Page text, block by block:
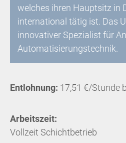
welches ihren Hauptsitz in
international tätig ist. Das
innovativer Spezialist für
Automatisierungstechnik.
Entlohnung: 17,51 €/Stunde
Arbeitszeit:
Vollzeit Schichtbetrieb